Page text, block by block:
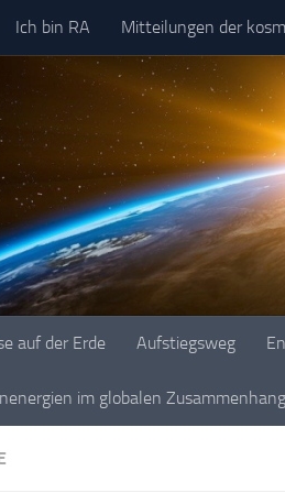
Ich bin RA Mitteilungen der
auf der Erde Aufstiegsweg
im globalen